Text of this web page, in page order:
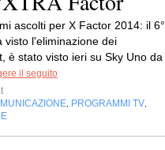
ascolti per X Factor 2014: il 6°
visto l'eliminazione dei
è stato visto ieri su Sky Uno da
il seguito
PROGRAMMI TV